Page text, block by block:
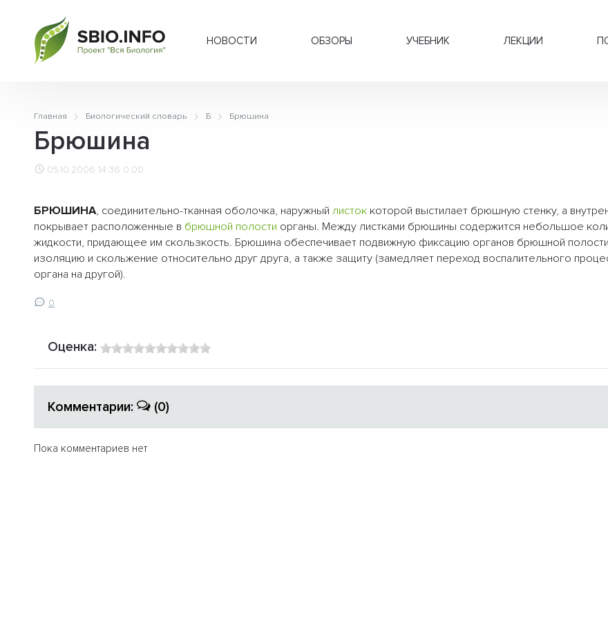
НОВОСТИ ОБЗОРЫ УЧЕБНИК ЛЕКЦИИ
Главная Биологический словарь Б Брюшина
Брюшина
05.10.2006 14:36 0.00
БРЮШИНА, соединительно-тканная оболочка, наружный листок которой выстилает брюшную стенку, а
покрывает расположенные в брюшной полости органы. Между листками брюшины содержится небольшое
жидкости, придающее им скользкость. Брюшина обеспечивает подвижную фиксацию органов брюшной
изоляцию и скольжение относительно друг друга, а также защиту (замедляет переход воспалительного
органа на другой).
0
Оценка:
Комментарии: (0)
Пока комментариев нет